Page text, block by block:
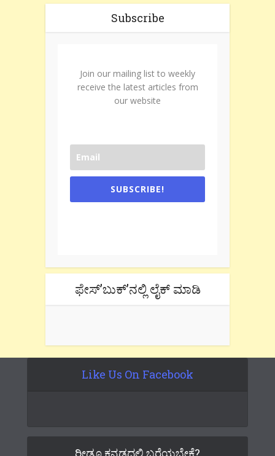
Subscribe
Join our mailing list to weekly
receive the latest articles from
our website
SUBSCRIBE!
ಫೇಸ್’ಬುಕ್’ನಲ್ಲಿ ಲೈಕ್ ಮಾಡಿ
Like Us On Facebook
ರೀಡೂ ಕನ್ನಡದಲ್ಲಿ ಬರೆಯಬೇಕೆ?